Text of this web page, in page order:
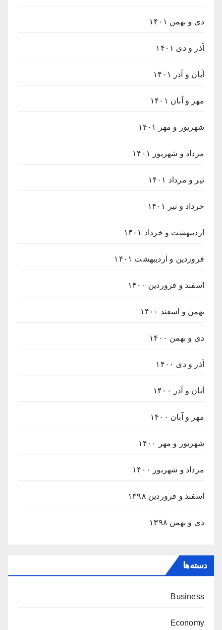
دی و بهمن ۱۴۰۱
آذر و دی ۱۴۰۱
آبان و آذر ۱۴۰۱
مهر و آبان ۱۴۰۱
شهریور و مهر ۱۴۰۱
مرداد و شهریور ۱۴۰۱
تیر و مرداد ۱۴۰۱
خرداد و تیر ۱۴۰۱
اردیبهشت و خرداد ۱۴۰۱
فروردین و اردیبهشت ۱۴۰۱
اسفند و فروردین ۱۴۰۰
بهمن و اسفند ۱۴۰۰
دی و بهمن ۱۴۰۰
آذر و دی ۱۴۰۰
آبان و آذر ۱۴۰۰
مهر و آبان ۱۴۰۰
شهریور و مهر ۱۴۰۰
مرداد و شهریور ۱۴۰۰
اسفند و فروردین ۱۳۹۸
دی و بهمن ۱۳۹۸
دسته‌ها
Business
Economy